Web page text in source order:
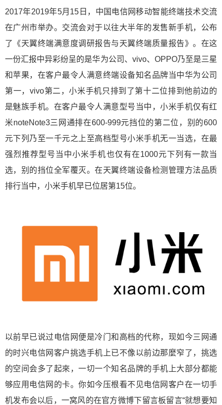
2017年2019年5月15日，中国电信网移动智能终端技术交流
在广州市举办。交流会对于以往大半年的发售新手机，公布
了《天翼终端满意度调研报告与天翼终端质量报告》。在这
一份汇报中异彩纷呈的是华为公司、vivo、OPPO乃至是三星
和苹果，在客户最令人满意终端设备知名品牌当中华为公司
第一，vivo第二，小米手机只排到了第十二位排到他前边的
是魅族手机。在客户最令人满意型号当中，小米手机仅有红
米noteNote3三网通排在600-999元挡位的第二位，别的600
元下列乃至一千元之上至高档型号小米手机无一当选，在最
强烈推荐型号当中小米手机也仅有在1000元下列有一款当
选，别的挡位全军覆灭。在天翼终端设备检测管理方法品质
排行当中，小米手机早已位居第15位。
以前早已说过电信网便是冷门和高档的代称，现如今三网通
的时兴电信网客户挑选手机上已不像以前边那麼窄了，挑选
的空间会多了起來，一切一个知名品牌的手机上大部分都能
够应用电信网的卡。你如今压根看不见电信网客户在一切手
机发布会以后，一窝风的在官方微博下留言板留言“就想要知